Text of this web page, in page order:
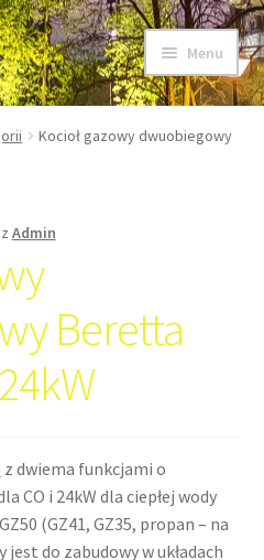
Menu
Kocioł gazowy dwuobiegowy
Admin
Beretta
z dwiema funkcjami o
CO i 24kW dla ciepłej wody
(GZ41, GZ35, propan – na
do zabudowy w układach